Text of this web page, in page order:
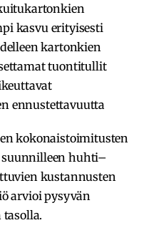
kasvu erityisesti
kartonkien
tuontitullit
ennustettavuutta
kokonaistoimitusten
suunnilleen huhti–
kustannusten
arvioi pysyvän